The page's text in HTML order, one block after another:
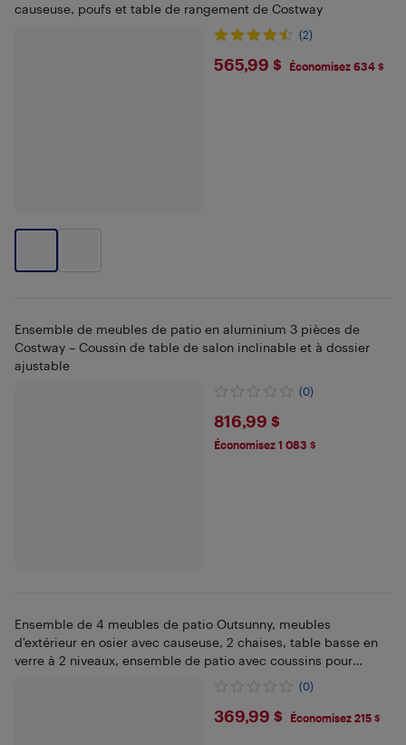
causeuse, poufs et table de rangement de Costway
(2)
$565.99
565,99 $ Économisez 634 $
Ensemble de meubles de patio en aluminium 3 pièces de
Costway – Coussin de table de salon inclinable et à dossier
ajustable
(0)
$816.99
816,99 $
Économisez 1 083 $
Ensemble de 4 meubles de patio Outsunny, meubles
d'extérieur en osier avec causeuse, 2 chaises, table basse en
verre à 2 niveaux, ensemble de patio avec coussins pour
(0)
$369.99
369,99 $ Économisez 215 $